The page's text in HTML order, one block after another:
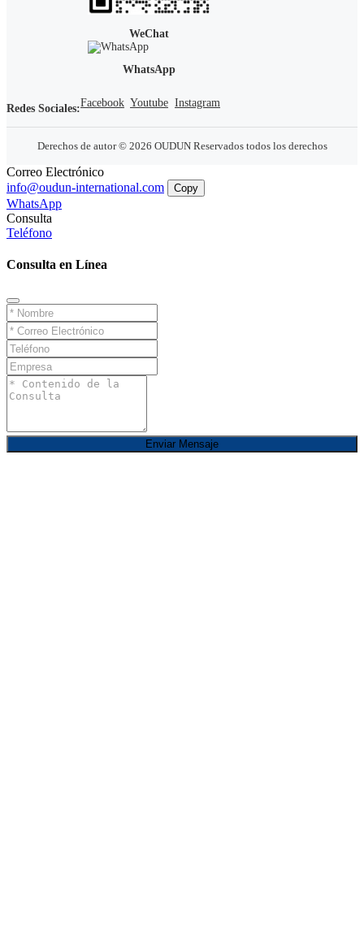
WeChat
WhatsApp
Redes Sociales:Facebook Youtube Instagram
Derechos de autor © 2026 OUDUN Reservados todos los derechos
Correo Electrónico
info@oudun-international.com
Copy
WhatsApp
Consulta
Teléfono
Consulta en Línea
Enviar Mensaje